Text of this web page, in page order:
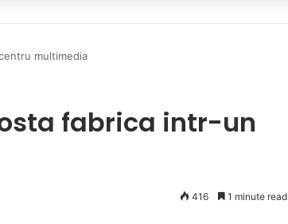
multimedia
fabrica intr-un
416 1 minute read